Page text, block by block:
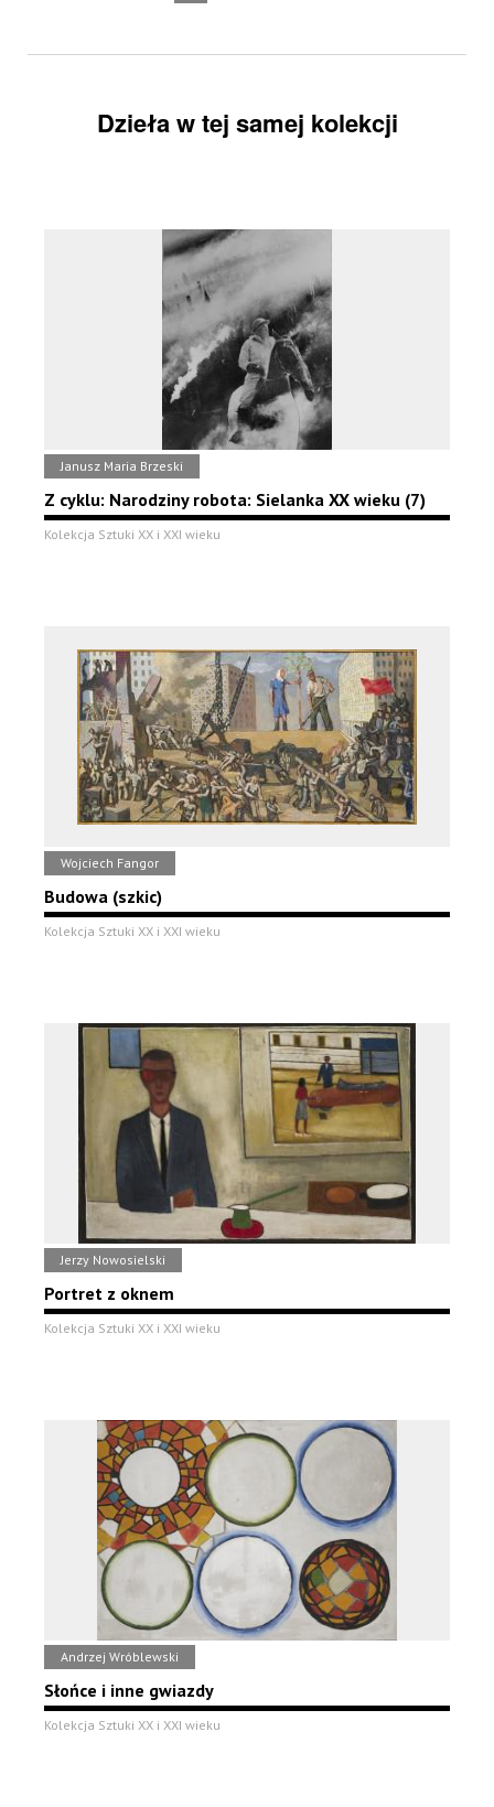
Dzieła w tej samej kolekcji
Janusz Maria Brzeski
Z cyklu: Narodziny robota: Sielanka XX wieku (7)
Kolekcja Sztuki XX i XXI wieku
Wojciech Fangor
Budowa (szkic)
Kolekcja Sztuki XX i XXI wieku
Jerzy Nowosielski
Portret z oknem
Kolekcja Sztuki XX i XXI wieku
Andrzej Wróblewski
Słońce i inne gwiazdy
Kolekcja Sztuki XX i XXI wieku